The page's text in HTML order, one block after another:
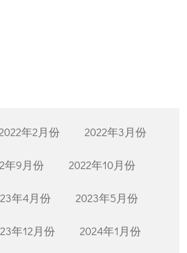
年2月份 2022年3月份
年9月份 2022年10月份
年4月份 2023年5月份
年12月份 2024年1月份